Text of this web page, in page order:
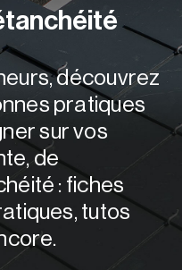
découvrez
pratiques
sur vos
de
: fiches
tutos